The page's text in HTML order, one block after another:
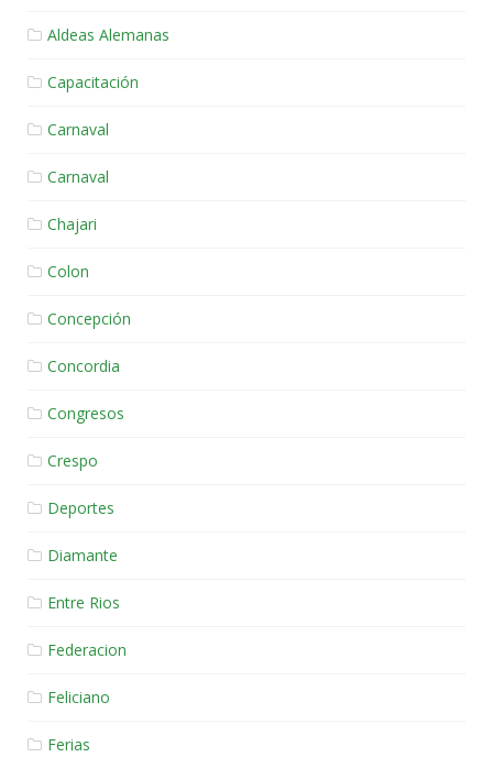
Aldeas Alemanas
Capacitación
Carnaval
Carnaval
Chajari
Colon
Concepción
Concordia
Congresos
Crespo
Deportes
Diamante
Entre Rios
Federacion
Feliciano
Ferias